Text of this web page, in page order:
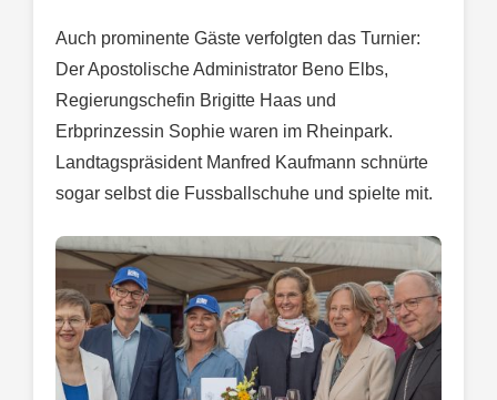
Auch prominente Gäste verfolgten das Turnier:
Der Apostolische Administrator Beno Elbs,
Regierungschefin Brigitte Haas und
Erbprinzessin Sophie waren im Rheinpark.
Landtagspräsident Manfred Kaufmann schnürte
sogar selbst die Fussballschuhe und spielte mit.